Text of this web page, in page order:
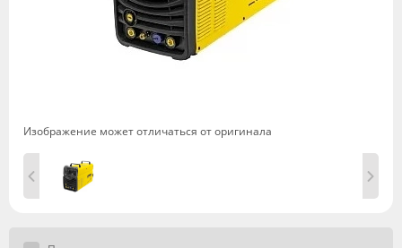
Изображение может отличаться от оригинала